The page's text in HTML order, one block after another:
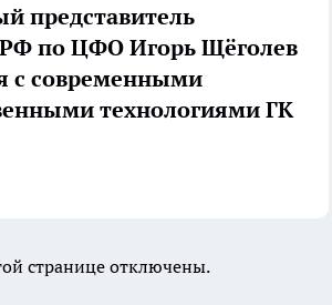
представитель
по ЦФО Игорь Щёголев
с современными
технологиями ГК
странице отключены.